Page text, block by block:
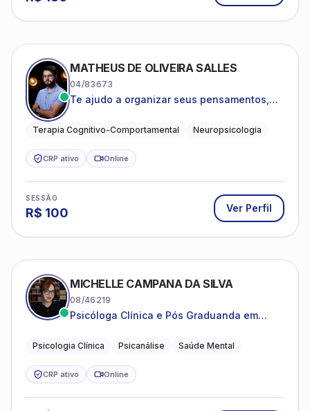
MATHEUS DE OLIVEIRA SALLES
04/83673
Te ajudo a organizar seus pensamentos,
clareza e sentido, com uma terapia
Terapia Cognitivo-Comportamental Neuropsicologia
CRP ativo Online
SESSÃO
R$ 100 Ver Perfil
MICHELLE CAMPANA DA SILVA
08/46219
Psicóloga Clínica e Pós Graduanda em
Psicologia Clínica Psicanálise Saúde Mental
CRP ativo Online